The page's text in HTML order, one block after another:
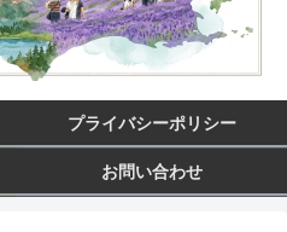
プライバシーポリシー
お問い合わせ